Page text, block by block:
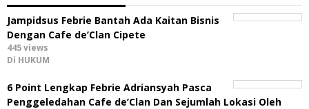
Jampidsus Febrie Bantah Ada Kaitan Bisnis
Dengan Cafe de’Clan Cipete
445 views
Di HUKUM
6 Point Lengkap Febrie Adriansyah Pasca
Penggeledahan Cafe de’Clan Dan Sejumlah Lokasi Oleh